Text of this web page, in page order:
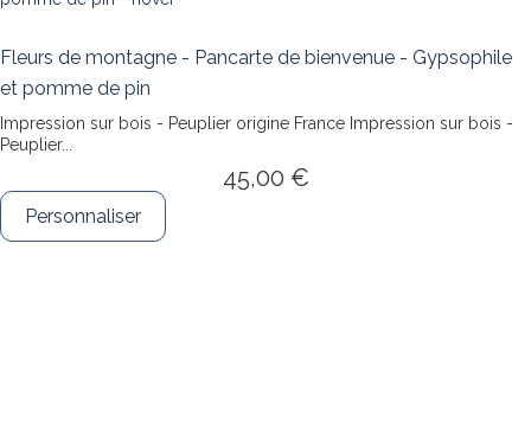
Fleurs de montagne - Pancarte de bienvenue - Gypsophile
et pomme de pin
Impression sur bois - Peuplier origine France Impression sur bois -
Peuplier...
45,00 €
Personnaliser